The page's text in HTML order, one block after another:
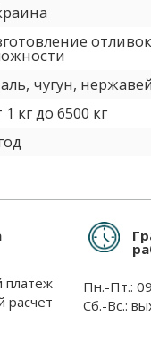
чугун,
1 кг до 6500 кг
расчет
Пн.-Пт.:
Сб.-Вс.: